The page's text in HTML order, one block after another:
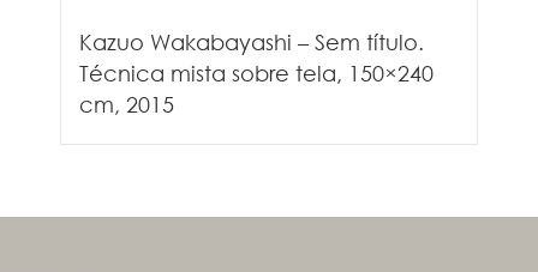
Kazuo Wakabayashi – Sem título.
Técnica mista sobre tela, 150×240
cm, 2015